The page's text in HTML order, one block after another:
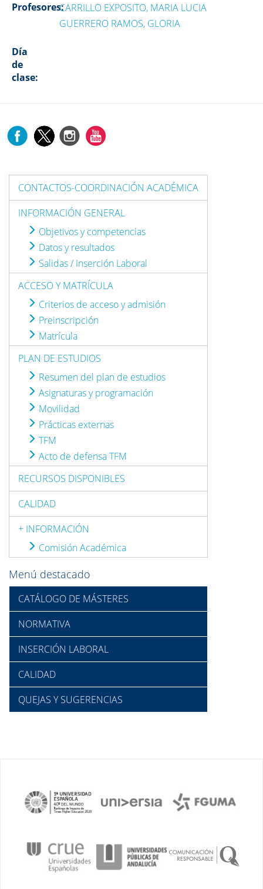
Profesores:CARRILLO EXPOSITO, MARIA LUCIA
GUERRERO RAMOS, GLORIA
Día
de
clase:
CONTACTOS-COORDINACIÓN ACADÉMICA
INFORMACIÓN GENERAL
Objetivos y competencias
Datos y resultados
Salidas / Inserción Laboral
ACCESO Y MATRÍCULA
Criterios de acceso y admisión
Preinscripción
Matrícula
PLAN DE ESTUDIOS
Resumen del plan de estudios
Asignaturas y programación
Movilidad
Prácticas externas
TFM
Acto de defensa TFM
RECURSOS DISPONIBLES
CALIDAD
+ INFORMACIÓN
Comisión Académica
Menú destacado
CATÁLOGO DE MÁSTERES
NORMATIVA
INSERCIÓN LABORAL
CALIDAD
QUEJAS Y SUGERENCIAS